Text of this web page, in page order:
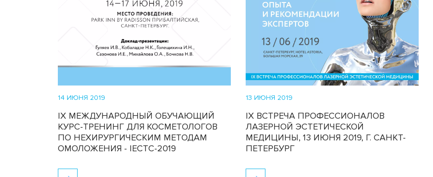
14 ИЮНЯ 2019
IX МЕЖДУНАРОДНЫЙ ОБУЧАЮЩИЙ
КУРС-ТРЕНИНГ ДЛЯ КОСМЕТОЛОГОВ
ПО НЕХИРУРГИЧЕСКИМ МЕТОДАМ
ОМОЛОЖЕНИЯ - IECTC-2019
13 ИЮНЯ 2019
IX ВСТРЕЧА ПРОФЕССИОНАЛОВ
ЛАЗЕРНОЙ ЭСТЕТИЧЕСКОЙ
МЕДИЦИНЫ, 13 ИЮНЯ 2019, Г. САНКТ-
ПЕТЕРБУРГ